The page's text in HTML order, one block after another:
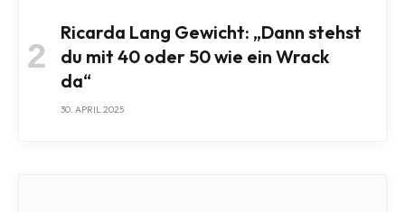
Ricarda Lang Gewicht: „Dann stehst
du mit 40 oder 50 wie ein Wrack
da“
30. APRIL 2025